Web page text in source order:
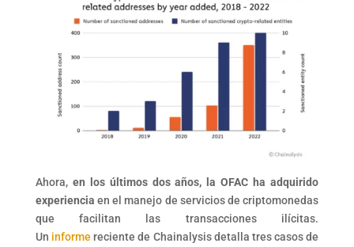
Ahora, en los últimos dos años, la OFAC ha adquirido
experiencia en el manejo de servicios de criptomonedas
que facilitan las transacciones ilícitas.
Un informe reciente de Chainalysis detalla tres casos de